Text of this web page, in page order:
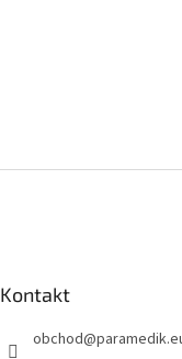
Kontakt
obchod@